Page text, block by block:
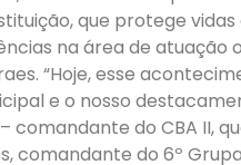
que protege
na área de atuação
“Hoje, esse
e o nosso
comandante do CBA II,
comandante do 6º